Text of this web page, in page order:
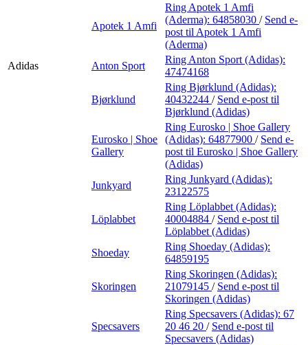
Apotek 1 Amfi
Ring Apotek 1 Amfi
(Aderma): 64858030 / Send e-
post til Apotek 1 Amfi
(Aderma)
Adidas
Anton Sport
Ring Anton Sport (Adidas):
47474168
Bjørklund
Ring Bjørklund (Adidas):
40432244 / Send e-post til
Bjørklund (Adidas)
Eurosko | Shoe
Gallery
Ring Eurosko | Shoe Gallery
(Adidas): 64877900 / Send e-
post til Eurosko | Shoe Gallery
(Adidas)
Junkyard
Ring Junkyard (Adidas):
23122575
Löplabbet
Ring Löplabbet (Adidas):
40004884 / Send e-post til
Löplabbet (Adidas)
Shoeday
Ring Shoeday (Adidas):
64859195
Skoringen
Ring Skoringen (Adidas):
21079145 / Send e-post til
Skoringen (Adidas)
Specsavers
Ring Specsavers (Adidas): 67
20 46 20 / Send e-post til
Specsavers (Adidas)